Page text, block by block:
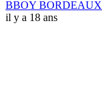
BBOY BORDEAUX
il y a 18 ans